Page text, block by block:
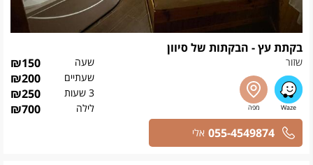
בקתת עץ - הבקתות של סיוון
שזור שעה ₪150
שעתיים ₪200
3 שעות ₪250
לילה ₪700
055-4549874 אלי